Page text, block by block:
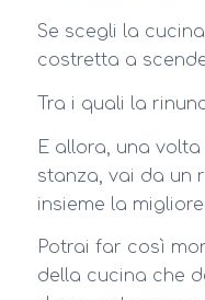
Se scegli la
costretta a
Tra i quali la
E allora, una
stanza, vai da un
insieme la
Potrai far così
della cucina che